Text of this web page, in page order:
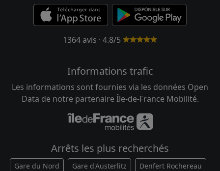
1364 avis · 4.8/5
Informations trafic
Les informations sont fournies via les données Open
Data de notre partenaire Île-de-France Mobilité.
Arrêts les plus recherchés
Gare du Nord Gare d'Austerlitz Denfert Rochereau